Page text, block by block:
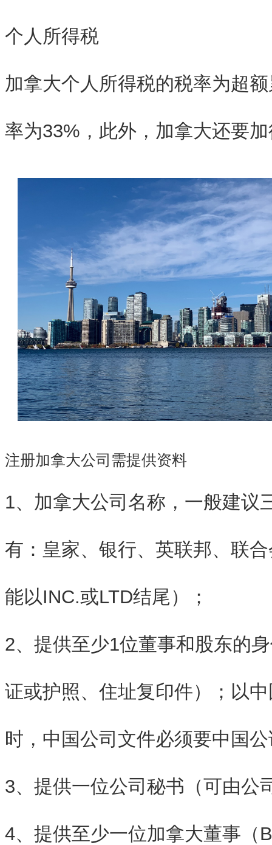
个人所得税
加拿大个人所得税的税率为超
率为33%，此外，加拿大还要
注册加拿大公司需提供资料
1、加拿大公司名称，一般建议
有：皇家、银行、英联邦、联
能以INC.或LTD结尾）；
2、提供至少1位董事和股东的
证或护照、住址复印件）；以
时，中国公司文件必须要中国
3、提供一位公司秘书（可由公
4、提供至少一位加拿大董事（